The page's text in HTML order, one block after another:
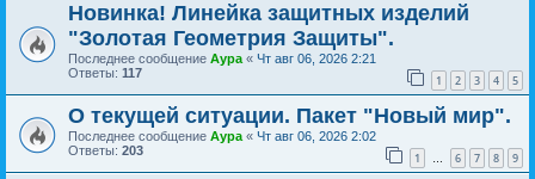
Новинка! Линейка защитных изделий
"Золотая Геометрия Защиты".
Последнее сообщение Аура« Чт авг 06, 2026 2:21
Ответы: 117 1 2 3 4 5
О текущей ситуации. Пакет "Новый мир".
Последнее сообщение Аура « Чт авг 06, 2026 2:02
Ответы: 203 1 … 6 7 8 9